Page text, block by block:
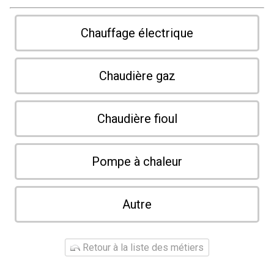
Chauffage électrique
Chaudière gaz
Chaudière fioul
Pompe à chaleur
Autre
Retour à la liste des métiers